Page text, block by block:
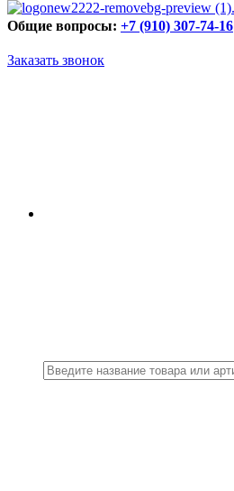
Общие вопросы: +7 (910) 307-74-16
Заказать звонок